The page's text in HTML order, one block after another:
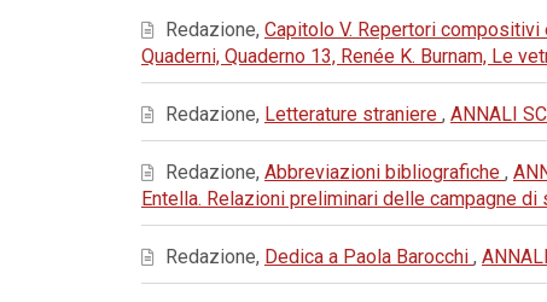
Redazione, Capitolo V. Repertori compositivi
Quaderni, Quaderno 13, Renée K. Burnam, Le
Redazione, Letterature straniere , ANNALI
Redazione, Abbreviazioni bibliografiche ,
Entella. Relazioni preliminari delle campagne
Redazione, Dedica a Paola Barocchi ,